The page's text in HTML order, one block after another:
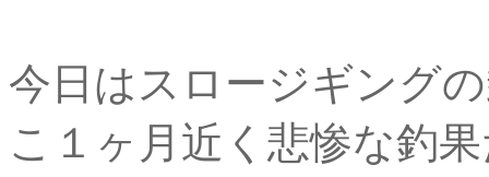
今日はスロージギング
こ１ヶ月近く悲惨な釣